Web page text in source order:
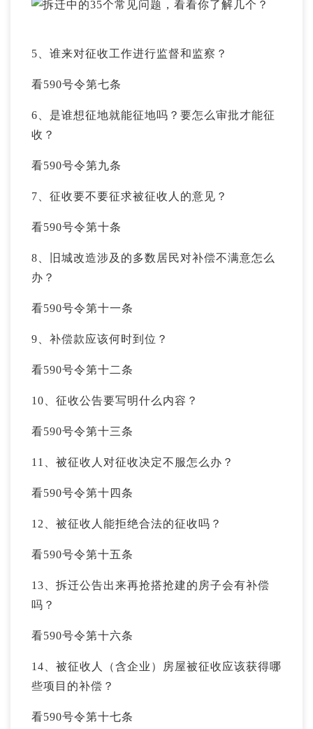
5、谁来对征收工作进行监督和监察？
看590号令第七条
6、是谁想征地就能征地吗？要怎么审批才能征
收？
看590号令第九条
7、征收要不要征求被征收人的意见？
看590号令第十条
8、旧城改造涉及的多数居民对补偿不满意怎么
办？
看590号令第十一条
9、补偿款应该何时到位？
看590号令第十二条
10、征收公告要写明什么内容？
看590号令第十三条
11、被征收人对征收决定不服怎么办？
看590号令第十四条
12、被征收人能拒绝合法的征收吗？
看590号令第十五条
13、拆迁公告出来再抢搭抢建的房子会有补偿
吗？
看590号令第十六条
14、被征收人（含企业）房屋被征收应该获得哪
些项目的补偿？
看590号令第十七条